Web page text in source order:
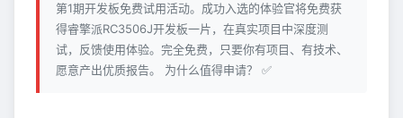
第1期开发板免费试用活动。成功入选的体验官将免费获
得睿擎派RC3506J开发板一片，在真实项目中深度测
试，反馈使用体验。完全免费，只要你有项目、有技术、
愿意产出优质报告。 为什么值得申请？ ✅